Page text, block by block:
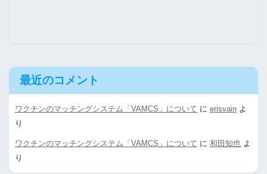
最近のコメント
ワクチンのマッチングシステム「VAMCS」について に erisvain よ
り
ワクチンのマッチングシステム「VAMCS」について に 和田知也 よ
り